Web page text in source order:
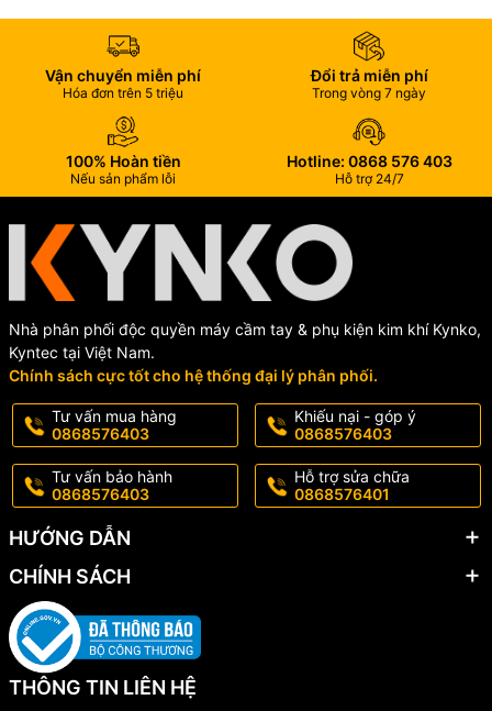
Vận chuyển miễn phí
Hóa đơn trên 5 triệu
Đổi trả miễn phí
Trong vòng 7 ngày
100% Hoàn tiền
Nếu sản phẩm lỗi
Hotline: 0868 576 403
Hỗ trợ 24/7
Nhà phân phối độc quyền máy cầm tay & phụ kiện kim khí Kynko,
Kyntec tại Việt Nam.
Chính sách cực tốt cho hệ thống đại lý phân phối.
Tư vấn mua hàng
0868576403
Khiếu nại - góp ý
0868576403
Tư vấn bảo hành
0868576403
Hỗ trợ sửa chữa
0868576401
HƯỚNG DẪN
CHÍNH SÁCH
THÔNG TIN LIÊN HỆ